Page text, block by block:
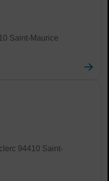
Saint-Maurice
94410 Saint-